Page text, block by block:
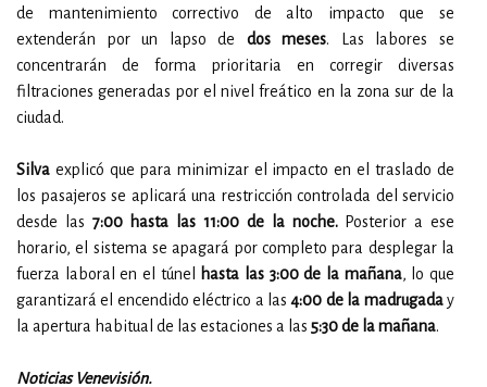
de mantenimiento correctivo de alto impacto que se
extenderán por un lapso de dos meses. Las labores se
concentrarán de forma prioritaria en corregir diversas
filtraciones generadas por el nivel freático en la zona sur de la
ciudad.
Silva explicó que para minimizar el impacto en el traslado de
los pasajeros se aplicará una restricción controlada del servicio
desde las 7:00 hasta las 11:00 de la noche.Posterior a ese
horario, el sistema se apagará por completo para desplegar la
fuerza laboral en el túnel
hasta las 3:00 de la mañana, lo que
garantizará el encendido eléctrico a las 4:00 de la madrugaday
la apertura habitual de las estaciones a las 5:30 de la mañana.
Noticias Venevisión.